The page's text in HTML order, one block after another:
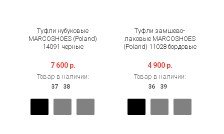
Туфли нубуковые
MARCOSHOES (Poland)
14091 черные
7 600 р.
Товар в наличии:
Туфли замшево-
лаковые MARCOSHOES
(Poland) 11028 бордовые
4 900 р.
Товар в наличии: